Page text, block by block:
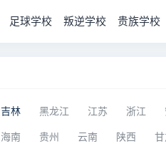
足球学校 叛逆学校 贵族学校
吉林 黑龙江 江苏 浙江
海南 贵州 云南 陕西